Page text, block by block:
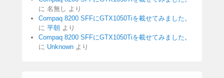
に 名無し より
Compaq 8200 SFFにGTX1050Tiを載せてみました。
に 平朝 より
Compaq 8200 SFFにGTX1050Tiを載せてみました。
に Unknown より